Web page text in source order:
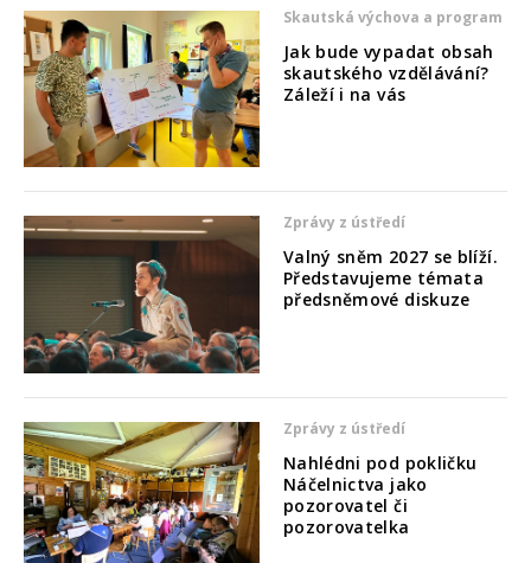
Skautská výchova a program
Jak bude vypadat obsah
skautského vzdělávání?
Záleží i na vás
Zprávy z ústředí
Valný sněm 2027 se blíží.
Představujeme témata
předsněmové diskuze
Zprávy z ústředí
Nahlédni pod pokličku
Náčelnictva jako
pozorovatel či
pozorovatelka